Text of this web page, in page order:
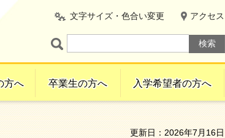
文字サイズ・色合い変更 アクセス
方へ 卒業生の方へ 入学希望者の方へ
更新日：2026年7月16日